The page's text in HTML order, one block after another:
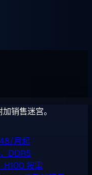
销售迷宫。
月起
DDR5
按需